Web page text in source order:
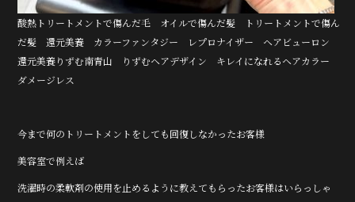
酸熱トリートメントで傷んだ毛 オイルで傷んだ髪 トリートメントで傷ん
だ髪 還元美養 カラーファンタジー レプロナイザー ヘアビューロン
還元美養りずむ南青山 りずむヘアデザイン キレイになれるヘアカラー
ダメージレス
今まで何のトリートメントをしても回復しなかったお客様
美容室で例えば
洗濯時の柔軟剤の使用を止めるように教えてもらったお客様はいらっしゃ